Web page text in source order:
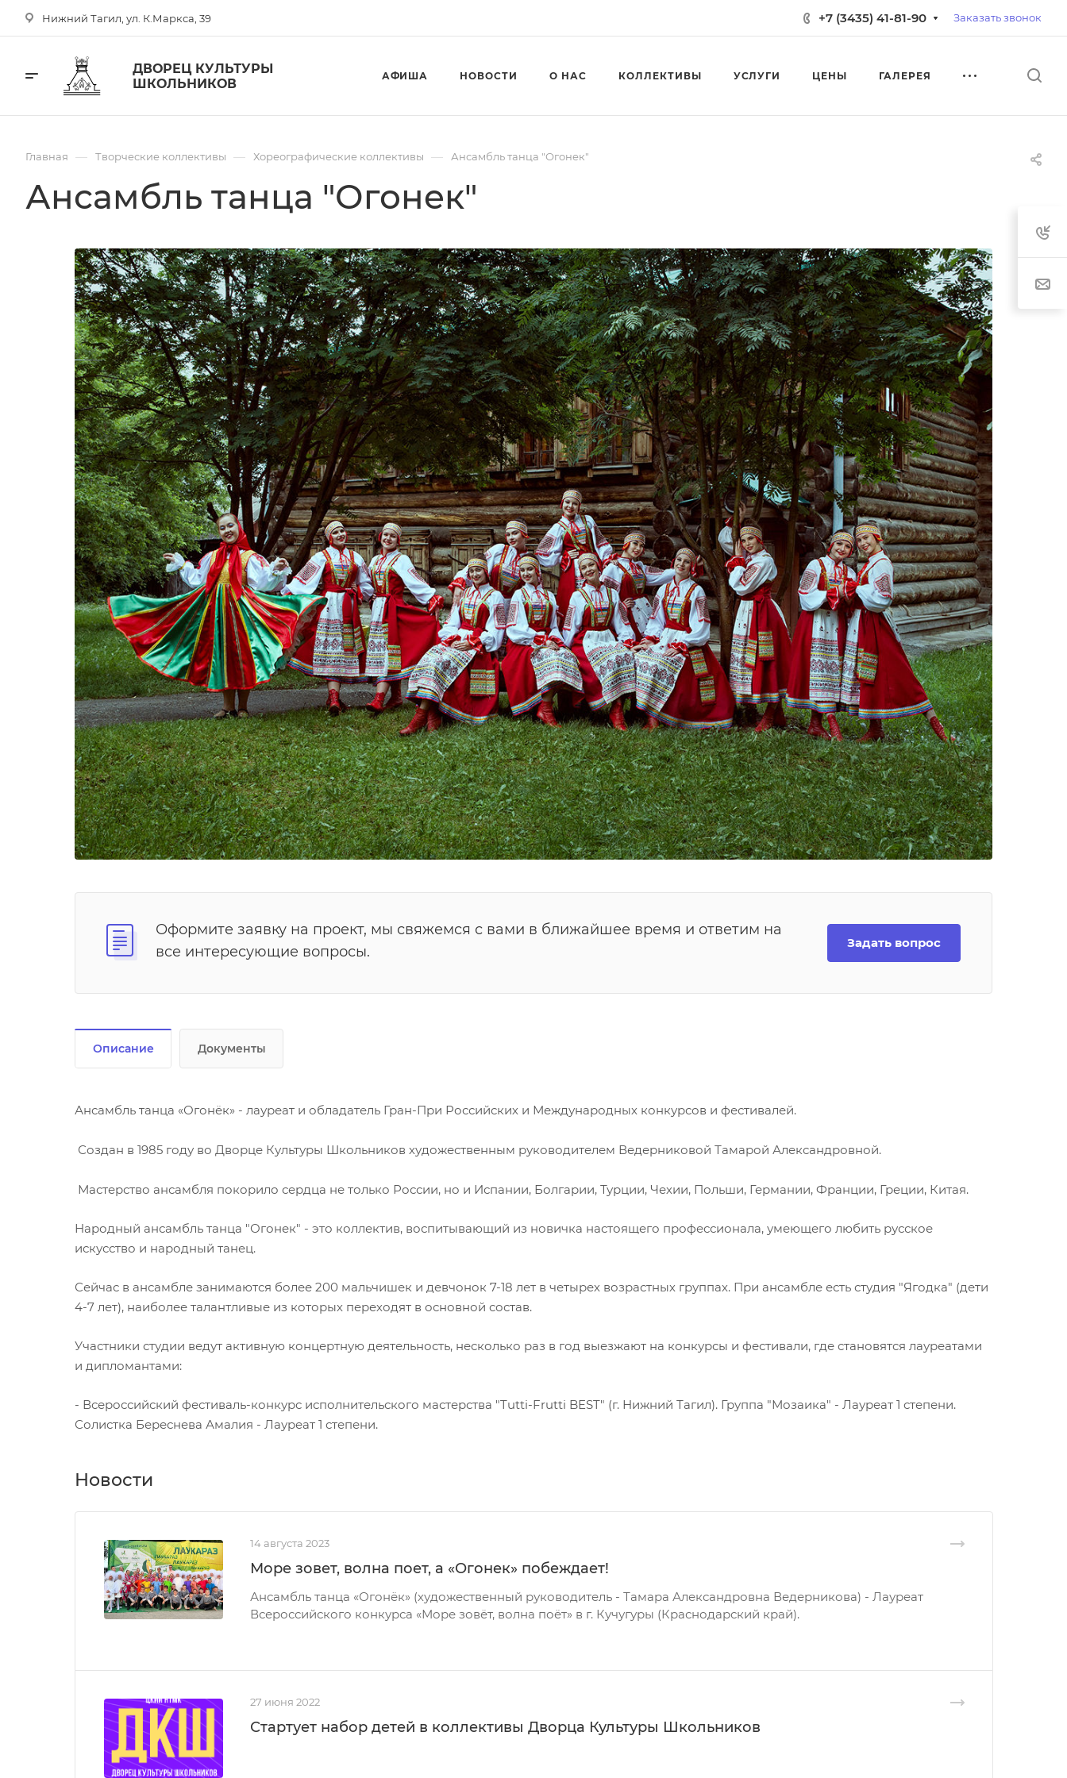
Нижний Тагил, ул. К.Маркса, 39 +7 (3435) 41-81-90 Заказать звонок
ДВОРЕЦ КУЛЬТУРЫ
ШКОЛЬНИКОВ
АФИША НОВОСТИ О НАС КОЛЛЕКТИВЫ УСЛУГИ ЦЕНЫ ГАЛЕРЕЯ
Главная — Творческие коллективы — Хореографические коллективы — Ансамбль танца "Огонек"
Ансамбль танца "Огонек"
Оформите заявку на проект, мы свяжемся с вами в ближайшее время и ответим на
все интересующие вопросы.
Задать вопрос
Описание Документы
Ансамбль танца «Огонёк» - лауреат и обладатель Гран-При Российских и Международных конкурсов и фестивалей.
Создан в 1985 году во Дворце Культуры Школьников художественным руководителем Ведерниковой Тамарой Александровной.
Мастерство ансамбля покорило сердца не только России, но и Испании, Болгарии, Турции, Чехии, Польши, Германии, Франции, Греции, Китая.​
Народный ансамбль танца "Огонек" - это коллектив, воспитывающий из новичка настоящего профессионала, умеющего любить русское
искусство и народный танец.
Сейчас в ансамбле занимаются более 200 мальчишек и девчонок 7-18 лет в четырех возрастных группах. При ансамбле есть студия "Ягодка" (дети
4-7 лет), наиболее талантливые из которых переходят в основной состав.
Участники студии ведут активную концертную деятельность, несколько раз в год выезжают на конкурсы и фестивали, где становятся лауреатами
и дипломантами:
- Всероссийский фестиваль-конкурс исполнительского мастерства "Tutti-Frutti BEST" (г. Нижний Тагил). Группа "Мозаика" - Лауреат 1 степени.
Солистка Береснева Амалия - Лауреат 1 степени.
Новости
14 августа 2023
Море зовет, волна поет, а «Огонек» побеждает!
Ансамбль танца «Огонёк» (художественный руководитель - Тамара Александровна Ведерникова) - Лауреат
Всероссийского конкурса «Море зовёт, волна поёт» в г. Кучугуры (Краснодарский край).
27 июня 2022
Стартует набор детей в коллективы Дворца Культуры Школьников